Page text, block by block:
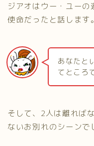
ジアオはウー・ユー
使命だったと話します。
あなたと
てところ
そして、2人は離れば
ないお別れのシーンで